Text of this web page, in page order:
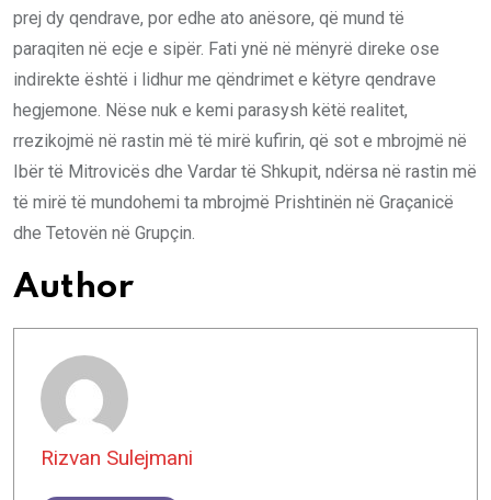
prej dy qendrave, por edhe ato anësore, që mund të
paraqiten në ecje e sipër. Fati ynë në mënyrë direke ose
indirekte është i lidhur me qëndrimet e këtyre qendrave
hegjemone. Nëse nuk e kemi parasysh këtë realitet,
rrezikojmë në rastin më të mirë kufirin, që sot e mbrojmë në
Ibër të Mitrovicës dhe Vardar të Shkupit, ndërsa në rastin më
të mirë të mundohemi ta mbrojmë Prishtinën në Graçanicë
dhe Tetovën në Grupçin.
Author
Rizvan Sulejmani